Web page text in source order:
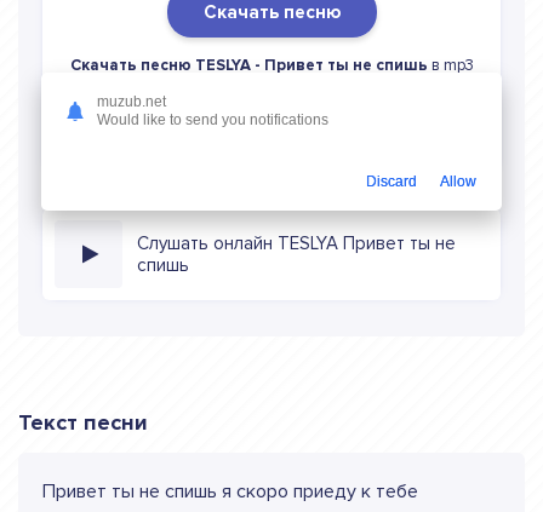
Скачать песню
Скачать песню TESLYA - Привет ты не спишь в mp3
музыку в режиме онлайн
Слушать онлайн TESLYA Привет ты не
спишь
Текст песни
Привет ты не спишь я скоро приеду к тебе
muzub.net
Would like to send you notifications
Discard Allow